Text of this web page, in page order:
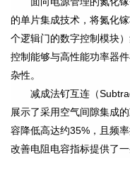
的单片集成技术，将氮化
个逻辑门的数字控制模块
控制能够与高性能功率器
杂性。
减成法钌互连（
展示了采用空气间隙集成
容降低高达约35%，且频
改善电阻电容指标提供了一